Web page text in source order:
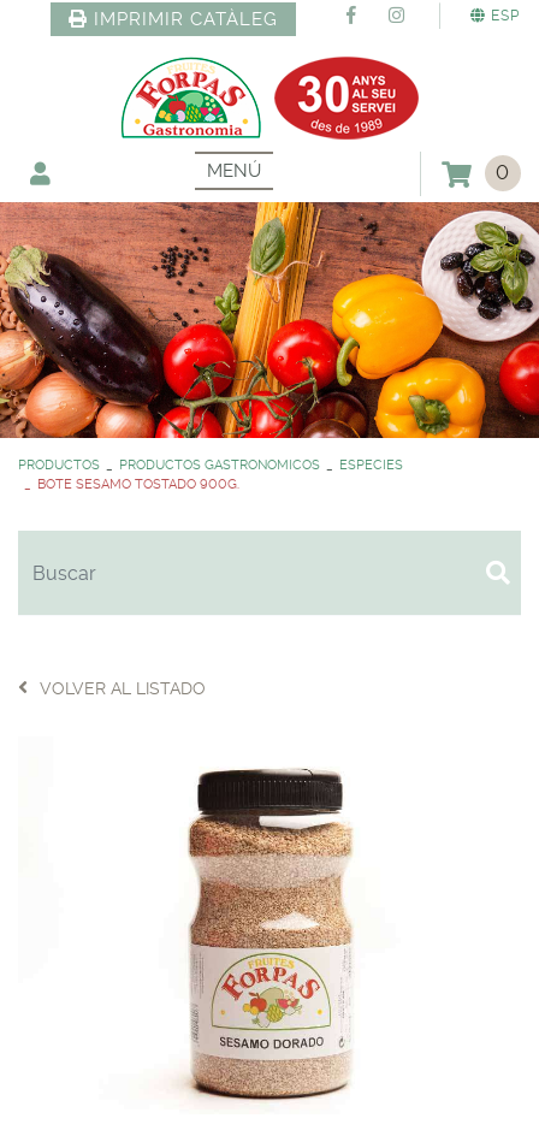
ESP
IMPRIMIR CATÀLEG
MENÚ 0
PRODUCTOS PRODUCTOS GASTRONOMICOS
ESPECIES
BOTE SESAMO TOSTADO 900G.
VOLVER AL LISTADO